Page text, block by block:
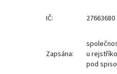
IČ: 27663680
Zapsána:
u
pod